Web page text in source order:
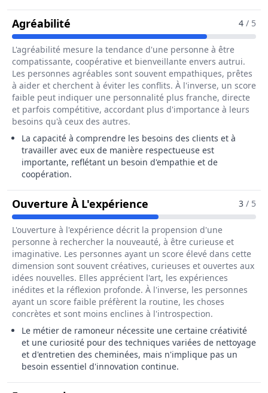
Agréabilité Pour Le Métier De Ramoneur / 4 / 5
L'agréabilité mesure la tendance d'une personne à être
compatissante, coopérative et bienveillante envers autrui.
Les personnes agréables sont souvent empathiques, prêtes
à aider et cherchent à éviter les conflits. À l'inverse, un score
faible peut indiquer une personnalité plus franche, directe
et parfois compétitive, accordant plus d'importance à leurs
besoins qu'à ceux des autres.
La capacité à comprendre les besoins des clients et à
travailler avec eux de manière respectueuse est
importante, reflétant un besoin d'empathie et de
coopération.
Ouverture À L'expérience Pour Le Métier De
3 / 5
L'ouverture à l'expérience décrit la propension d'une
personne à rechercher la nouveauté, à être curieuse et
imaginative. Les personnes ayant un score élevé dans cette
dimension sont souvent créatives, curieuses et ouvertes aux
idées nouvelles. Elles apprécient l'art, les expériences
inédites et la réflexion profonde. À l'inverse, les personnes
ayant un score faible préfèrent la routine, les choses
concrètes et sont moins enclines à l'introspection.
Le métier de ramoneur nécessite une certaine créativité
et une curiosité pour des techniques variées de nettoyage
et d'entretien des cheminées, mais n'implique pas un
besoin essentiel d'innovation continue.